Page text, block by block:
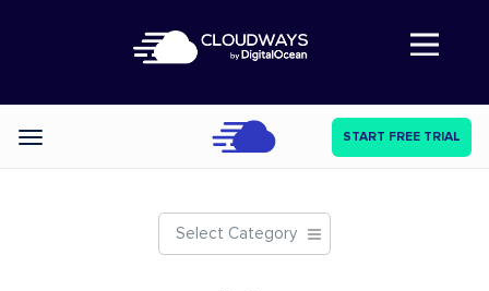
Abre a navegação
Categories START FREE TRIAL
Select Category